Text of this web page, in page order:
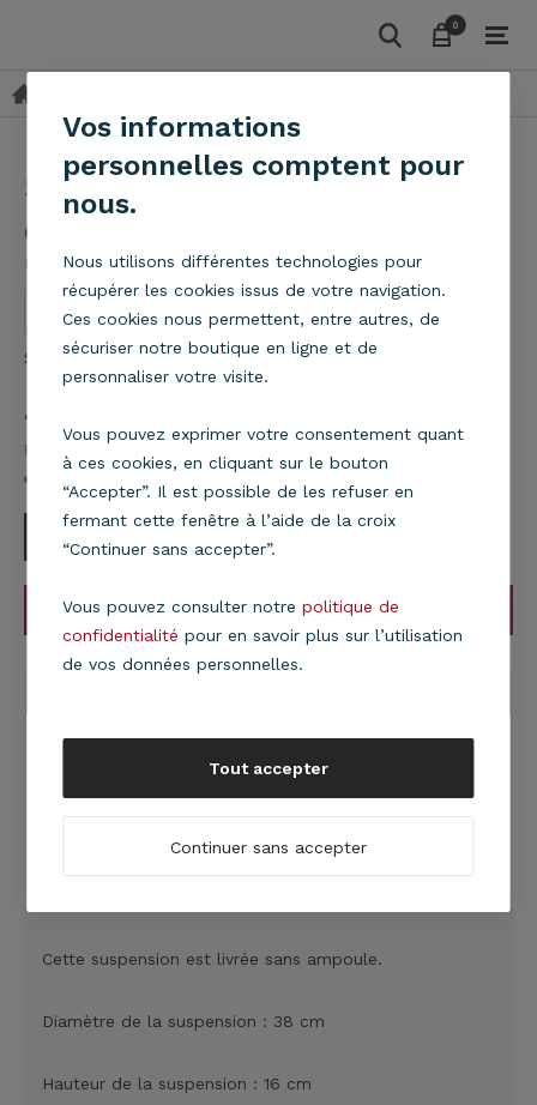
00
Suspension Club brun D 38
cm
Metropolight
Suspension Club brun D 38 cmEn savoir plus
42,90
Eco part 0,10
AJOUTER AU PANIER
aspect cuir retourné et le cylindre intérieur en PVC noir
Cette suspension est livrée sans ampoule.
Diamètre de la suspension : 38 cm
Hauteur de la suspension : 16 cm
Vos informations
personnelles comptent pour
nous.
Nous utilisons différentes technologies pour
récupérer les cookies issus de votre navigation.
Ces cookies nous permettent, entre autres, de
sécuriser notre boutique en ligne et de
personnaliser votre visite.
Vous pouvez exprimer votre consentement quant
à ces cookies, en cliquant sur le bouton
“Accepter”. Il est possible de les refuser en
fermant cette fenêtre à l’aide de la croix
“Continuer sans accepter”.
Vous pouvez consulter notrepolitique de
confidentialité pour en savoir plus sur l’utilisation
de vos données personnelles.
Continuer sans accepter
Tout accepter